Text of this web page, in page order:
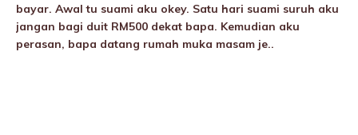
bayar. Awal tu suami aku okey. Satu hari suami suruh aku
jangan bagi duit RM500 dekat bapa. Kemudian aku
perasan, bapa datang rumah muka masam je..